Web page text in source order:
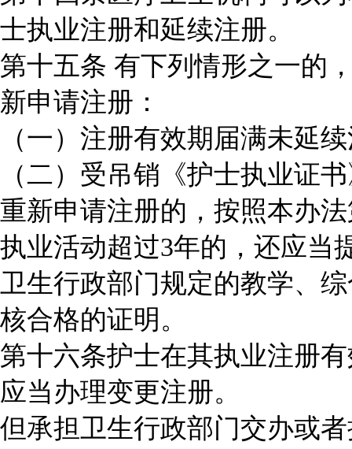
士执业注册和延续注册。
第十五条 有下列情形之一的
新申请注册：
（一）注册有效期届满未延
（二）受吊销《护士执业证
重新申请注册的，按照本办
执业活动超过3年的，还应当
卫生行政部门规定的教学、
核合格的证明。
第十六条护士在其执业注册
应当办理变更注册。
但承担卫生行政部门交办或